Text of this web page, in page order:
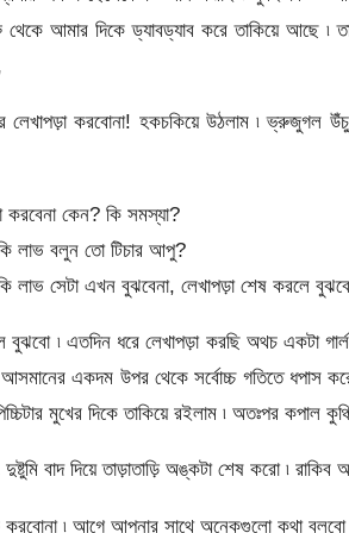
থেকে আমার দিকে ড্যাবড্যাব করে তাকিয়ে আছে
করবোনা! হকচকিয়ে উঠলাম ৷ ভ্রুজুগল উঁচু
কেন? কি সমস্যা?
লাভ বলুন তো টিচার আপু?
সেটা এখন বুঝবেনা, লেখাপড়া শেষ করলে বুঝবে!
৷ এতদিন ধরে লেখাপড়া করছি অথচ একটা
একদম উপর থেকে সর্বোচ্চ গতিতে ধপাস
মুখের দিকে তাকিয়ে রইলাম ৷ অতঃপর কপাল
বাদ দিয়ে তাড়াতাড়ি অঙ্কটা শেষ করো ৷ রাকিব
৷ আগে আপনার সাথে অনেকগুলো কথা বলবো